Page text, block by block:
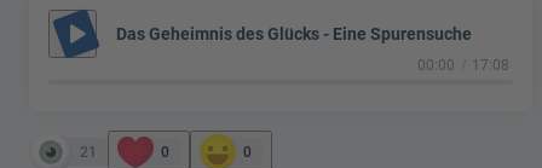
play_arrow Das Geheimnis des Glücks - Eine Spurensuche
00:00 17:08
21 0 0